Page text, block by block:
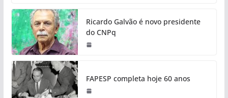
Ricardo Galvão é novo presidente
do CNPq
FAPESP completa hoje 60 anos